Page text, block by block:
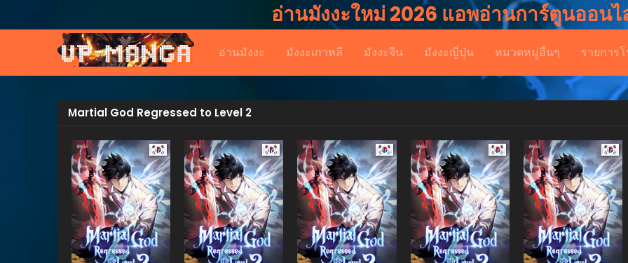
อ่านมังงะใหม่ 2026 แอพอ่านการ์ตูนออน
อ่านมังงะ มังงะเกาหลี มังงะจีน มังงะญี่ปุ่น หมวดหมู่อื่นๆ รายการ
Martial God Regressed to Level 2
Manhwa Manhwa Manhwa Manhwa